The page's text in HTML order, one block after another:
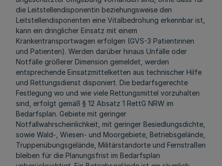
die Leitstellendisponentin beziehungsweise den
Leitstellendisponenten eine Vitalbedrohung erkennbar ist,
kann ein dringlicher Einsatz mit einem
Krankentransportwagen erfolgen (GVS-3 Patientinnen
und Patienten). Werden darüber hinaus Unfälle oder
Notfälle größerer Dimension gemeldet, werden
entsprechende Einsatzmittelketten aus technischer Hilfe
und Rettungsdienst disponiert. Die bedarfsgerechte
Festlegung wo und wie viele Rettungsmittel vorzuhalten
sind, erfolgt gemäß § 12 Absatz 1 RettG NRW im
Bedarfsplan. Gebiete mit geringer
Notfallwahrscheinlichkeit, mit geringer Besiedlungsdichte,
sowie Wald-, Wiesen- und Moorgebiete, Betriebsgelände,
Truppenübungsgelände, Militärstandorte und Fernstraßen
bleiben für die Planungsfrist im Bedarfsplan